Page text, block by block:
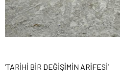
‘TARİHİ BİR DEĞİŞİMİN ARİFESİ’